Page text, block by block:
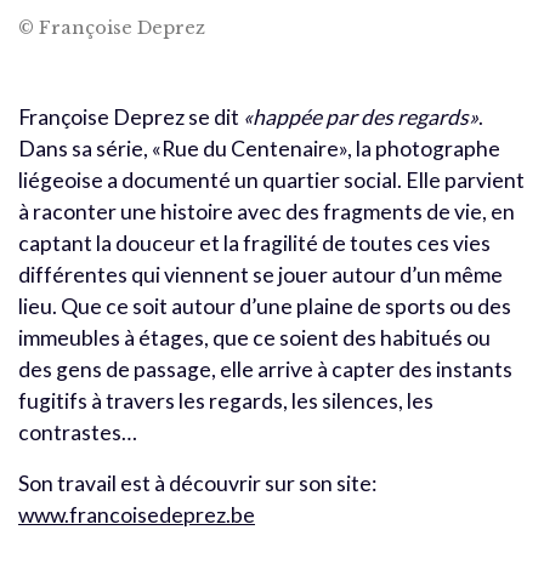
© Françoise Deprez
Françoise Deprez se dit «happée par des regards».
Dans sa série, «Rue du Centenaire», la photographe
liégeoise a documenté un quartier social. Elle parvient
à raconter une histoire avec des fragments de vie, en
captant la douceur et la fragilité de toutes ces vies
différentes qui viennent se jouer autour d’un même
lieu. Que ce soit autour d’une plaine de sports ou des
immeubles à étages, que ce soient des habitués ou
des gens de passage, elle arrive à capter des instants
fugitifs à travers les regards, les silences, les
contrastes…
Son travail est à découvrir sur son site:
www.francoisedeprez.be